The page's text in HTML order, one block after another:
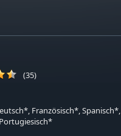
(35)
Französisch*, Spanisch*,